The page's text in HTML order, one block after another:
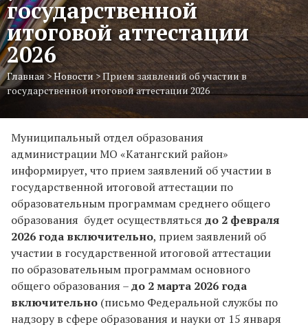
государственной
итоговой аттестации
2026
Главная>Новости >Прием заявлений об участии в
государственной итоговой аттестации 2026
Муниципальный отдел образования
администрации МО «Катангский район»
информирует, что прием заявлений об участии в
государственной итоговой аттестации по
образовательным программам среднего общего
образования будет осуществляться до 2 февраля
2026 года включительно, прием заявлений об
участии в государственной итоговой аттестации
по образовательным программам основного
общего образования –до 2 марта 2026 года
включительно (письмо Федеральной службы по
надзору в сфере образования и науки от 15 января